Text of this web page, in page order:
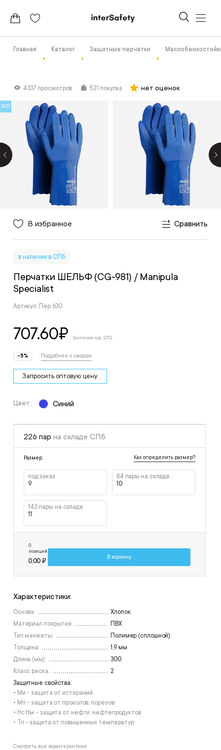
Главная Каталог Защитные перчатки
4337 просмотров 521 покупка нет оценок
ХИТ
В избранное Сравнить
в наличии в СПб
Перчатки ШЕЛЬФ (CG-981) / Manipula
Specialist
Артикул: Пер 630
707.60₽ (включая ндс 22%)
-5% Подробнее о скидках
Запросить оптовую цену
Цвет: Синий
226 пар на складе СПб
Размер: Как определить размер?
под заказ
9
84 пары на складе
10
142 пары на складе
11
0
позиций
0,00 ₽
В корзину
Характеристики:
Основа:
Хлопок
Материал покрытия:
ПВХ
Тип манжеты:
Полимер (сплошной)
Толщина:
1,9 мм
Длина (мм):
300
Класс риска:
2
Защитные свойства:
• Ми - защита от истираний
• Мп - защита от проколов, порезов
• Нс Нм - защита от нефти, нефтепродуктов
• Тп - защита от повышенных температур
Смотреть все характеристики